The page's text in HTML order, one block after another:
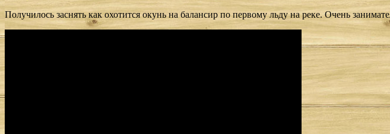
Получилось заснять как охотится окунь на балансир по первому льду на реке. Очень